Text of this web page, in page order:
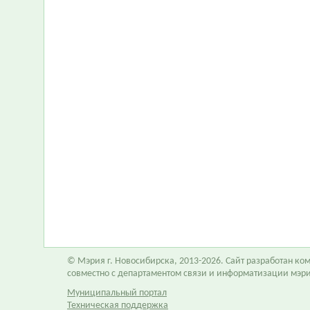
© Мэрия г. Новосибирска, 2013-2026. Сайт разработан
совместно с департаментом связи и информатизации
Муниципальный портал
Техническая поддержка